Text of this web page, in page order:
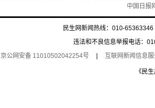
中国日报
民生网新闻热线：010-
违法和不良信息举报电话：
京公网安备 11010502042254号
互联网新闻信息
《民